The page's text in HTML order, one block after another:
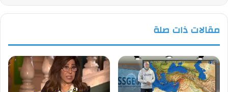
مقالات ذات صلة